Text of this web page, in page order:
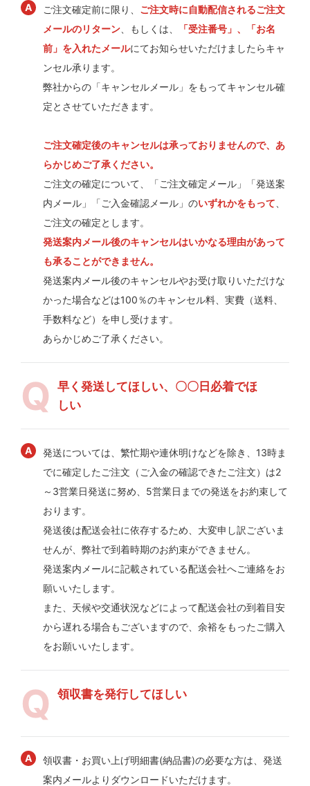
ご注文確定前に限り、 ご注文時に自動配信されるご注文
メールのリターン 、もしくは、
「受注番号」、「お名
前」を入れたメールにてお知らせいただけましたらキャ
ンセル承ります。
弊社からの「キャンセルメール」をもってキャンセル確
定とさせていただきます。
ご注文確定後のキャンセルは承っておりませんので、あ
らかじめご了承ください。
ご注文の確定について、「ご注文確定メール」「発送案
内メール」「ご入金確認メール」のいずれかをもって
ご注文の確定とします。
発送案内メール後のキャンセルはいかなる理由があって
も承ることができません。
発送案内メール後のキャンセルやお受け取りいただけな
かった場合などは100％のキャンセル料、実費（送料、
手数料など）を申し受けます。
あらかじめご了承ください。
早く発送してほしい、〇〇日必着でほ
しい
発送については、繁忙期や連休明けなどを除き、13時ま
でに確定したご注文（ご入金の確認できたご注文）は2
～3営業日発送に努め、5営業日までの発送をお約束して
おります。
発送後は配送会社に依存するため、大変申し訳ございま
せんが、弊社で到着時期のお約束ができません。
発送案内メールに記載されている配送会社へご連絡をお
願いいたします。
また、天候や交通状況などによって配送会社の到着目安
から遅れる場合もございますので、余裕をもったご購入
をお願いいたします。
領収書を発行してほしい
領収書・お買い上げ明細書(納品書)の必要な方は、発送
案内メールよりダウンロードいただけます。